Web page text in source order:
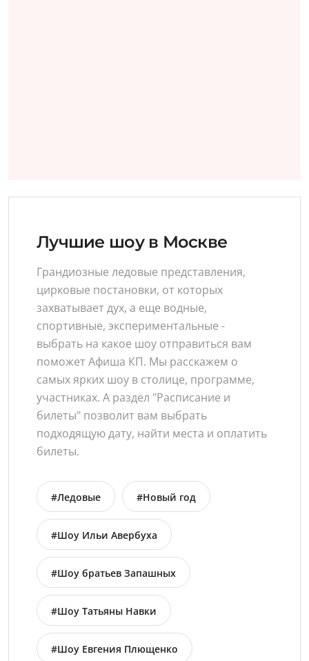
Лучшие шоу в Москве
Грандиозные ледовые представления,
цирковые постановки, от которых
захватывает дух, а еще водные,
спортивные, экспериментальные -
выбрать на какое шоу отправиться вам
поможет Афиша КП. Мы расскажем о
самых ярких шоу в столице, программе,
участниках. А раздел "Расписание и
билеты" позволит вам выбрать
подходящую дату, найти места и оплатить
билеты.
#Ледовые #Новый год
#Шоу Ильи Авербуха
#Шоу братьев Запашных
#Шоу Татьяны Навки
#Шоу Евгения Плющенко